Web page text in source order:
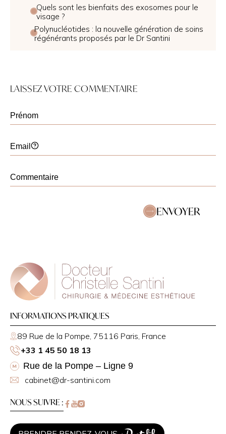
Quels sont les bienfaits des exosomes pour le
visage ?
Polynucléotides : la nouvelle génération de soins
régénérants proposés par le Dr Santini
LAISSEZ VOTRE COMMENTAIRE
ENVOYER
INFORMATIONS PRATIQUES
89 Rue de la Pompe, 75116 Paris, France
+33 1 45 50 18 13
Rue de la Pompe – Ligne 9
cabinet@dr-santini.com
NOUS SUIVRE :